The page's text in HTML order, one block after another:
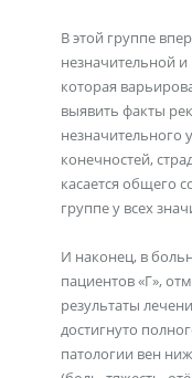
В этой группе
незначительной
которая
выявить факты
конечностей,
касается общего
группе у всех
И наконец, в
пациентов «Г»,
результаты
достигнуто
патологии вен